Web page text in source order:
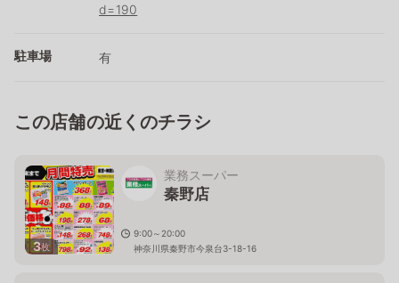
d=190
駐車場 有
この店舗の近くのチラシ
3枚
業務スーパー
秦野店
9:00～20:00
神奈川県秦野市今泉台3-18-16